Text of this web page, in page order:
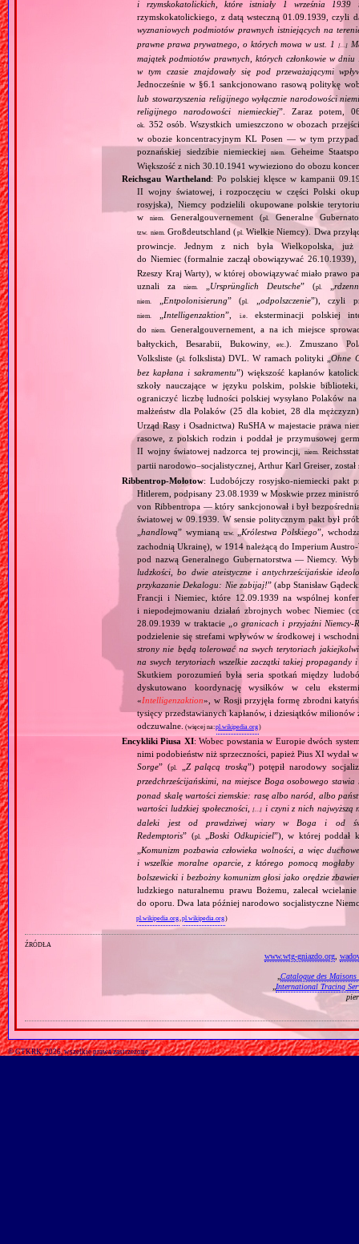
i rzymskokatolickich, które istniały 1 września
rzymskokatolickiego, z datą wsteczną 01.09.1939, czyli
wyznaniowych podmiotów prawnych istniejących na
prawne prawa prywatnego, o których mowa w ust. 1
[…]
majątek podmiotów prawnych, których członkowie w
w tym czasie znajdowały się pod przeważającymi
Jednocześnie w §6.1 sankcjonowano rasową politykę
lub stowarzyszenia religijnego wyłącznie narodowości
religijnego narodowości niemieckiej”. Zaraz potem,
ok. 352 osób. Wszystkich umieszczono w obozach
w obozie koncentracyjnym KL Posen — w tym
poznańskiej siedzibie niemieckiejniem.
Geheime
Większość z nich 30.10.1941 wywieziono do obozu
Reichsgau Wartheland : Po polskiej klęsce w kampanii
II wojny światowej, i rozpoczęciu w części Polski
rosyjska), Niemcy podzielili okupowane polskie
wniem. Generalgouvernement (pl. Generalne
tzw. niem. Großdeutschland (pl.Wielkie Niemcy). Dwa
prowincje. Jednym z nich była Wielkopolska, już
do Niemiec (formalnie zaczął obowiązywać
Rzeszy Kraj Warty), w której obowiązywać miało prawo
uznali zaniem. Ursprünglich Deutsche” (pl.
niem. Entpolonisierung” (pl. odpolszczenie”), czyli
niem. Intelligenzaktion”, i.e.
eksterminacji polskiej
doniem.
Generalgouvernement, a na ich miejsce
bałtyckich, Besarabii, Bukowiny, etc.). Zmuszano
Volksliste (pl. folkslista) DVL. W ramach polityki „Ohne
bez kapłana i sakramentu”) większość kapłanów
szkoły nauczające w języku polskim, polskie
ograniczyć liczbę ludności polskiej wysyłano Polaków
małżeństw dla Polaków (25 dla kobiet, 28 dla
Urząd Rasy i Osadnictwa) RuSHA w majestacie prawa
rasowe, z polskich rodzin i poddał je przymusowej
II wojny światowej nadzorca tej prowincji,
niem.
partii narodowo–socjalistycznej, Arthur Karl Greiser, został
Ribbentrop‐Mołotow: Ludobójczy rosyjsko‐niemiecki pakt
Hitlerem, podpisany 23.08.1939 w Moskwie przez
von Ribbentropa — który sankcjonował i był
światowej w 09.1939. W sensie politycznym pakt był
„handlową” wymianą tzw. Królestwa Polskiego”,
zachodnią Ukrainę), w 1914 należącą do Imperium
pod nazwą Generalnego Gubernatorstwa — Niemcy.
ludzkości, bo dwie ateistyczne i antychrześcijańskie
przykazanie Dekalogu: Nie zabijaj!” (abp Stanisław
Francji i Niemiec, które 12.09.1939 na wspólnej
i niepodejmowaniu działań zbrojnych wobec Niemiec
28.09.1939 w traktacie „ o granicach i przyjaźni
podzielenie się strefami wpływów w środkowej i
strony nie będą tolerować na swych terytoriach
na swych terytoriach wszelkie zaczątki takiej
Skutkiem porozumień była seria spotkań między
dyskutowano koordynację wysiłków w celu
«Intelligenzaktion», w Rosji przyjęła formę zbrodni
tysięcy przedstawianych kapłanów, i dziesiątków
odczuwalne. (więcej na:pl.wikipedia.org)
Encykliki Piusa XI: Wobec powstania w Europie dwóch
nimi podobieństw niż sprzeczności, papież Pius XI
Sorge” (pl. Z palącą troską”) potępił narodowy
przedchrześcijańskimi, na miejsce Boga osobowego
ponad skalę wartości ziemskie: rasę albo naród, albo
wartości ludzkiej społeczności,[…] i czyni z nich najwyższą
daleki jest od prawdziwej wiary w Boga i od
Redemptoris” (pl. Boski Odkupiciel”), w której poddał
Komunizm pozbawia człowieka wolności, a więc
i wszelkie moralne oparcie, z którego pomocą
bolszewicki i bezbożny komunizm głosi jako orędzie
ludzkiego naturalnemu prawu Bożemu, zalecał
do oporu. Dwa lata później narodowo socjalistyczne
pl.wikipedia.org,pl.wikipedia.org)
źródła
www.wtg-gniazdo.org,
Catalogue des
International Tracing
© GTKRK, 2026, wszelkie prawa zastrzeżone